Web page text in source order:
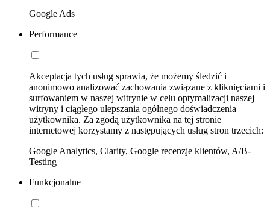
Google Ads
Performance
Akceptacja tych usług sprawia, że możemy śledzić i
anonimowo analizować zachowania związane z kliknięciami i
surfowaniem w naszej witrynie w celu optymalizacji naszej
witryny i ciągłego ulepszania ogólnego doświadczenia
użytkownika. Za zgodą użytkownika na tej stronie
internetowej korzystamy z następujących usług stron trzecich:
Google Analytics, Clarity, Google recenzje klientów, A/B-
Testing
Funkcjonalne